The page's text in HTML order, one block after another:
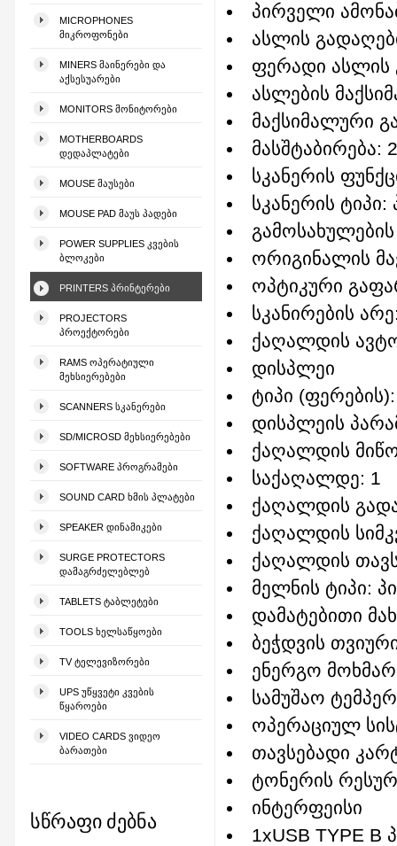
MICROPHONES
ᲛᲘᲙᲠᲝᲤᲝᲜᲔᲑᲘ
MINERS ᲛᲐᲘᲜᲔᲠᲔᲑᲘ ᲓᲐ
ᲐᲥᲡᲔᲡᲣᲐᲠᲔᲑᲘ
MONITORS ᲛᲝᲜᲘᲢᲝᲠᲔᲑᲘ
MOTHERBOARDS
ᲓᲔᲓᲐᲞᲚᲐᲢᲔᲑᲘ
MOUSE ᲛᲐᲣᲡᲔᲑᲘ
MOUSE PAD ᲛᲐᲣᲡ ᲞᲐᲓᲔᲑᲘ
POWER SUPPLIES ᲙᲕᲔᲑᲘᲡ
ᲑᲚᲝᲙᲔᲑᲘ
PRINTERS ᲞᲠᲘᲜᲢᲔᲠᲔᲑᲘ
PROJECTORS
ᲞᲠᲝᲔᲥᲢᲝᲠᲔᲑᲘ
RAMS ᲝᲞᲔᲠᲐᲢᲘᲣᲚᲘ
ᲛᲔᲮᲡᲘᲔᲠᲔᲑᲔᲑᲘ
SCANNERS ᲡᲙᲐᲜᲔᲠᲔᲑᲘ
SD/MICROSD ᲛᲔᲮᲡᲘᲔᲠᲔᲑᲔᲑᲘ
SOFTWARE ᲞᲠᲝᲒᲠᲐᲛᲔᲑᲘ
SOUND CARD ᲮᲛᲘᲡ ᲞᲚᲐᲢᲔᲑᲘ
SPEAKER ᲓᲘᲜᲐᲛᲘᲙᲔᲑᲘ
SURGE PROTECTORS
ᲓᲐᲛᲐᲒᲠᲫᲔᲚᲔᲑᲚᲔᲑ
TABLETS ᲢᲐᲑᲚᲔᲢᲔᲑᲘ
TOOLS ᲮᲔᲚᲡᲐᲬᲧᲝᲔᲑᲘ
TV ᲢᲔᲚᲔᲕᲘᲖᲝᲠᲔᲑᲘ
UPS ᲣᲬᲧᲕᲔᲢᲘ ᲙᲕᲔᲑᲘᲡ
ᲬᲧᲐᲠᲝᲔᲑᲘ
VIDEO CARDS ᲕᲘᲓᲔᲝ
ᲑᲐᲠᲐᲗᲔᲑᲘ
სწრაფი ძებნა
პირველი
ასლის
ფერადი ასლის
ასლების
მაქსიმალური
მასშტაბირება:
სკანერის
სკანერის
ორიგინალის
ოპტიკური
სკანირების
ქაღალდის
დისპლეი
ტიპი
დისპლეის
ქაღალდის
საქაღალდე: 1
ქაღალდის
ქაღალდის
ქაღალდის
მელნის ტიპი:
დამატებითი
ბეჭდვის
ენერგო
სამუშაო
ოპერაციულ
თავსებადი
ტონერის
ინტერფეისი
1xUSB TYPE